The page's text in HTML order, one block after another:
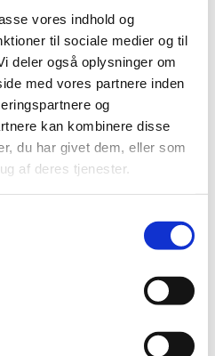
vores indhold og
til sociale medier og til
deler også oplysninger om
med vores partnere inden
og
kan kombinere disse
du har givet dem, eller som
af deres tjenester.
priserne er:
på hver 200.000 kr.
udlandsophold, hvor de
for at dygtiggøre sig
de unge forskertalenters
stipendierne kan rejse ud i